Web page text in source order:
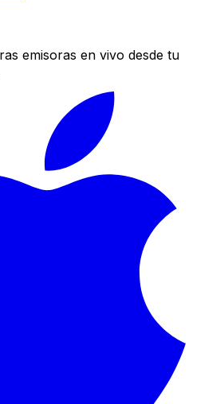
emisoras en vivo desde tu